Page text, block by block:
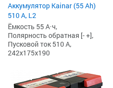
Аккумулятор Kainar (55 Ah)
510 А, L2
Ёмкость 55 А·ч,
Полярность обратная [- +],
Пусковой ток 510 А,
242x175x190